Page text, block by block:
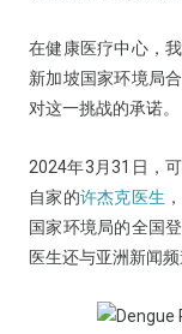
在健康医疗中心，
新加坡国家环境局
对这一挑战的承诺。
2024年3月31日，
自家的许杰克医生
国家环境局的全国
医生还与亚洲新闻